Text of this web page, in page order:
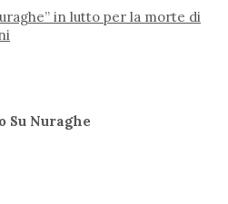
in lutto per la morte di
Su Nuraghe